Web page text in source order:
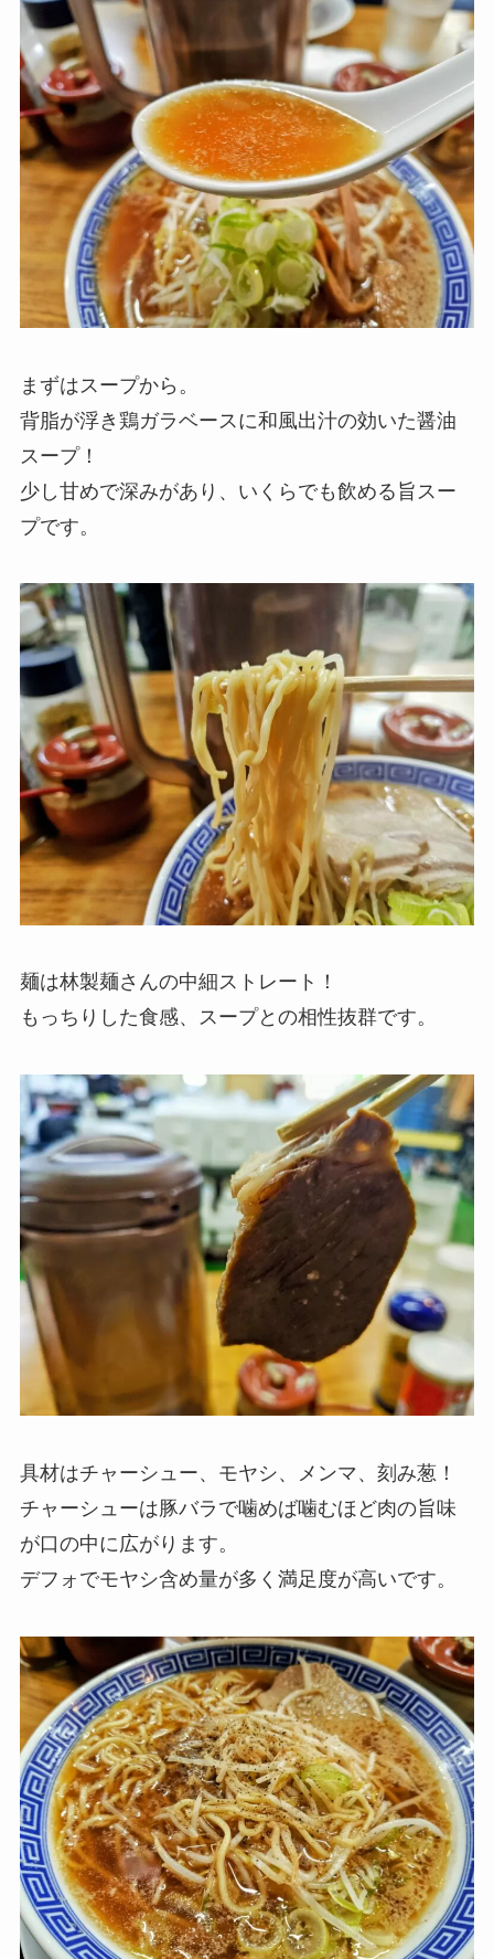
まずはスープから。
背脂が浮き鶏ガラベースに和風出汁の効いた醤油
スープ！
少し甘めで深みがあり、いくらでも飲める旨スー
プです。
麺は林製麺さんの中細ストレート！
もっちりした食感、スープとの相性抜群です。
具材はチャーシュー、モヤシ、メンマ、刻み葱！
チャーシューは豚バラで噛めば噛むほど肉の旨味
が口の中に広がります。
デフォでモヤシ含め量が多く満足度が高いです。